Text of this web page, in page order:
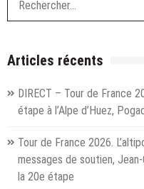
Articles récents
DIRECT – Tour de France
étape à l’Alpe d’Huez,
Tour de France 2026.
messages de soutien,
la 20e étape